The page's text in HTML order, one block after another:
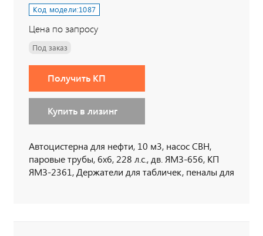
Код модели:1087
Цена по запросу
Под заказ
Получить КП
Купить в лизинг
Автоцистерна для нефти, 10 м3, насос СВН,
паровые трубы, 6х6, 228 л.с., дв. ЯМЗ-656, КП
ЯМЗ-2361, Держатели для табличек, пеналы для